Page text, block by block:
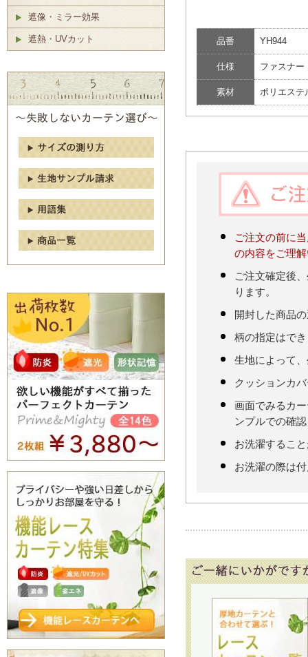
品番 YH944
仕様 ファスナー
素材 ポリエステ
ご注文の前に
の内容をご理
ご注文確定後
ります。
開封した商品
柄の指定はで
生地によって
クッションカ
画面でみるカ
ンプルでの確
お洗濯するこ
お洗濯の際は
遮像・ミラー効果
遮熱・UVカット